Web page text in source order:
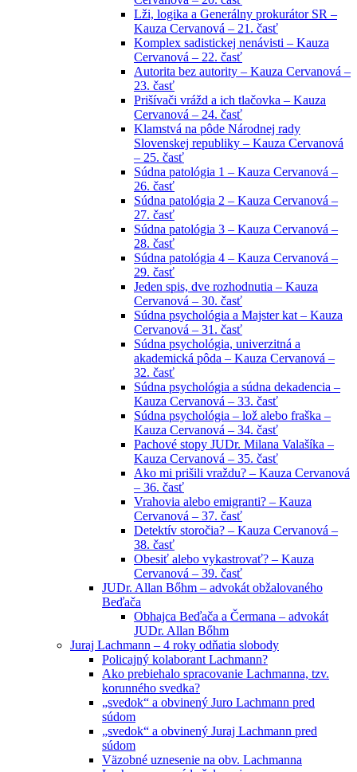
Lži, logika a Generálny prokurátor SR –
Kauza Cervanová – 21. časť
Komplex sadistickej nenávisti – Kauza
Cervanová – 22. časť
Autorita bez autority – Kauza Cervanová –
23. časť
Prišívači vrážd a ich tlačovka – Kauza
Cervanová – 24. časť
Klamstvá na pôde Národnej rady
Slovenskej republiky – Kauza Cervanová
– 25. časť
Súdna patológia 1 – Kauza Cervanová –
26. časť
Súdna patológia 2 – Kauza Cervanová –
27. časť
Súdna patológia 3 – Kauza Cervanová –
28. časť
Súdna patológia 4 – Kauza Cervanová –
29. časť
Jeden spis, dve rozhodnutia – Kauza
Cervanová – 30. časť
Súdna psychológia a Majster kat – Kauza
Cervanová – 31. časť
Súdna psychológia, univerzitná a
akademická pôda – Kauza Cervanová –
32. časť
Súdna psychológia a súdna dekadencia –
Kauza Cervanová – 33. časť
Súdna psychológia – lož alebo fraška –
Kauza Cervanová – 34. časť
Pachové stopy JUDr. Milana Valašíka –
Kauza Cervanová – 35. časť
Ako mi prišili vraždu? – Kauza Cervanová
– 36. časť
Vrahovia alebo emigranti? – Kauza
Cervanová – 37. časť
Detektív storočia? – Kauza Cervanová –
38. časť
Obesiť alebo vykastrovať? – Kauza
Cervanová – 39. časť
JUDr. Allan Bőhm – advokát obžalovaného
Beďača
Obhajca Beďača a Čermana – advokát
JUDr. Allan Bőhm
Juraj Lachmann – 4 roky odňatia slobody
Policajný kolaborant Lachmann?
Ako prebiehalo spracovanie Lachmanna, tzv.
korunného svedka?
„svedok“ a obvinený Juro Lachmann pred
súdom
„svedok“ a obvinený Juraj Lachmann pred
súdom
Väzobné uznesenie na obv. Lachmanna